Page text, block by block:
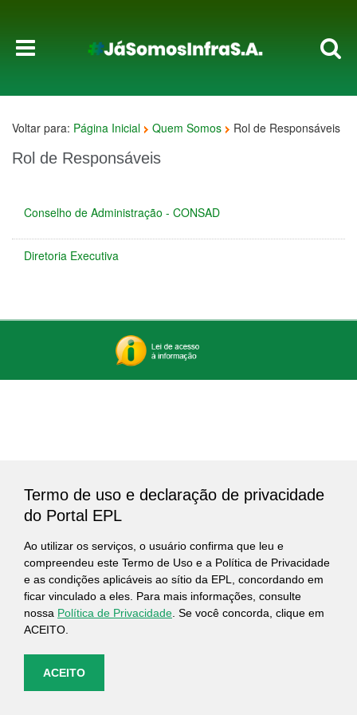
Voltar para: Página Inicial Quem Somos Rol de Responsáveis
Rol de Responsáveis
Conselho de Administração - CONSAD
Diretoria Executiva
Termo de uso e declaração de privacidade
do Portal EPL
Ao utilizar os serviços, o usuário confirma que leu e
compreendeu este Termo de Uso e a Política de Privacidade
e as condições aplicáveis ao sítio da EPL, concordando em
ficar vinculado a eles. Para mais informações, consulte
nossa Política de Privacidade . Se você concorda, clique em
ACEITO.
ACEITO